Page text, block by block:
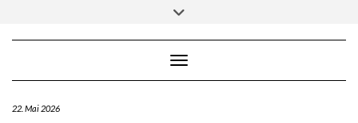
Toggle Navigation
22. Mai 2026